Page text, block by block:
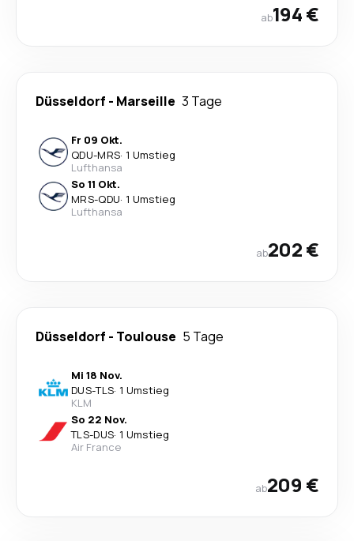
ab194 €
Düsseldorf - Marseille 3 Tage
Fr 09 Okt.
QDU-MRS· 1 Umstieg
Lufthansa
So 11 Okt.
MRS-QDU· 1 Umstieg
Lufthansa
ab202 €
Düsseldorf - Toulouse 5 Tage
Mi 18 Nov.
DUS-TLS· 1 Umstieg
KLM
So 22 Nov.
TLS-DUS· 1 Umstieg
Air France
ab209 €